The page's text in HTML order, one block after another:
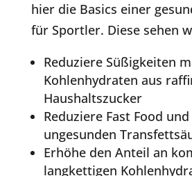
hier die Basics einer
für Sportler. Diese sehen
Reduziere Süßigkeiten
Kohlenhydraten aus
Haushaltszucker
Reduziere Fast Food
ungesunden
Erhöhe den Anteil an
langkettigen